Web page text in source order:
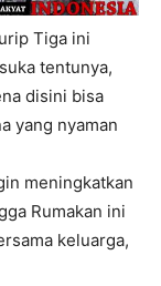
Tiga ini
tentunya,
disini bisa
yang nyaman
meningkatkan
Rumakan ini
keluarga,